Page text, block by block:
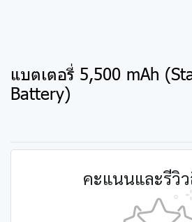
แบตเตอรี่ 5,500 mAh
Battery)
คะแนนและรีวิ